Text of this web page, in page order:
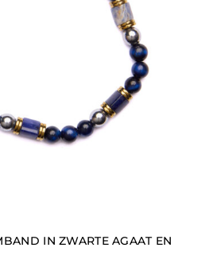
IN ZWARTE AGAAT EN